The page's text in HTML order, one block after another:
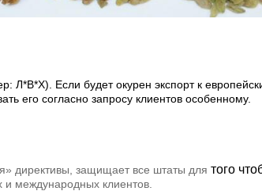
Если будет окурен экспорт к
его согласно запросу клиентов особенному.
директивы, защищает все штаты для того
международных клиентов.